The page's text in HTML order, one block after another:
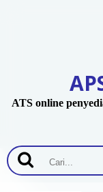
ATS online